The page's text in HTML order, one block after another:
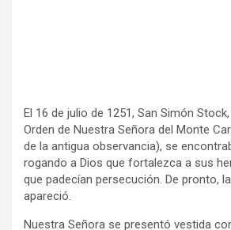
El 16 de julio de 1251, San Simón
Orden de Nuestra Señora del Monte
de la antigua observancia), se
rogando a Dios que fortalezca a sus
que padecían persecución. De pronto,
apareció.
Nuestra Señora se presentó vestida